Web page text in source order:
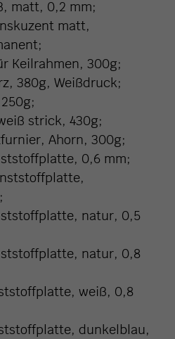
matt, 0,2 mm;
matt,
Keilrahmen, 300g;
380g, Weißdruck;
strick, 430g;
Ahorn, 300g;
0,6 mm;
natur, 0,5
natur, 0,8
weiß, 0,8
dunkelblau,